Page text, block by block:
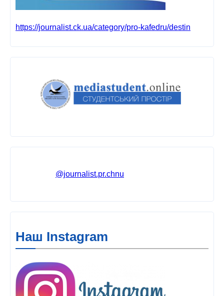
https://journalist.ck.ua/category/pro-kafedru/destin
@journalist.pr.chnu
Наш Instagram